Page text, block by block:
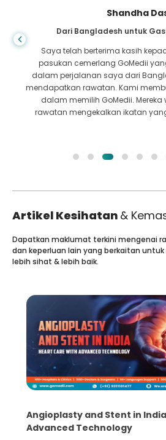
Shandha
Dari Bangladesh untuk
Saya telah berterima kasih
pasukan cemerlang GoMedii
dalam perjalanan saya dari
mendapatkan rawatan. Kami
dalam memilih GoMedii.
rawatan mengekalkan ikatan
Artikel Kesihatan &
Dapatkan maklumat terkini mengenai
dan keperluan lain yang berkaitan
lebih sihat & lebih baik.
5 Essential Steps for
Collection and Processing